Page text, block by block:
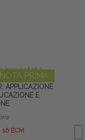
PRIMA
APPLICAZIONE
E
16 ECM